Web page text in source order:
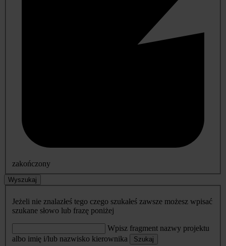
zakończony
Wyszukaj
Jeżeli nie znalazłeś tego czego szukałeś zawsze możesz wpisać
szukane słowo lub frazę poniżej
Wpisz fragment nazwy projektu
albo imię i/lub nazwisko kierownika
Szukaj